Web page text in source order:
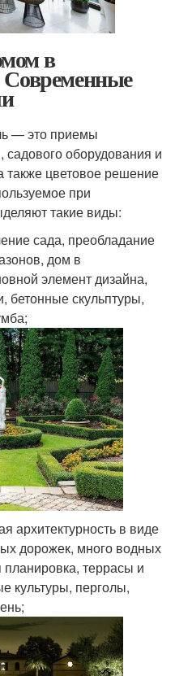
в
Современные
— это приемы
садового оборудования и
цветовое решение
при
такие виды:
сада, преобладание
дом в
элемент дизайна,
скульптуры,
архитектурность в виде
дорожек, много водных
террасы и
культуры, перголы,